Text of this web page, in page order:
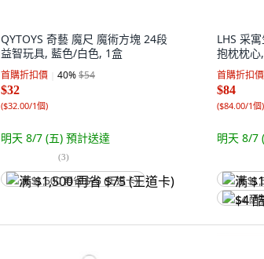
QYTOYS 奇藝 魔尺 魔術方塊 24段
益智玩具, 藍色/白色, 1盒
首購折扣價 40%$54
$32
($32.00/1個)
明天 8/7 (五) 預計送達
(3)
满 $1,500 再省 $75 (王道卡)
LHS 采
抱枕枕
首購折扣價
$84
($84.00/1個)
明天 8/7
满
$4 酷